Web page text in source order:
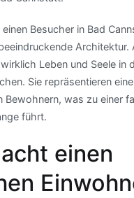
Besucher in Bad
Architektur.
Leben und Seele in
Sie repräsentieren
Bewohnern, was zu einer
führt.
einen